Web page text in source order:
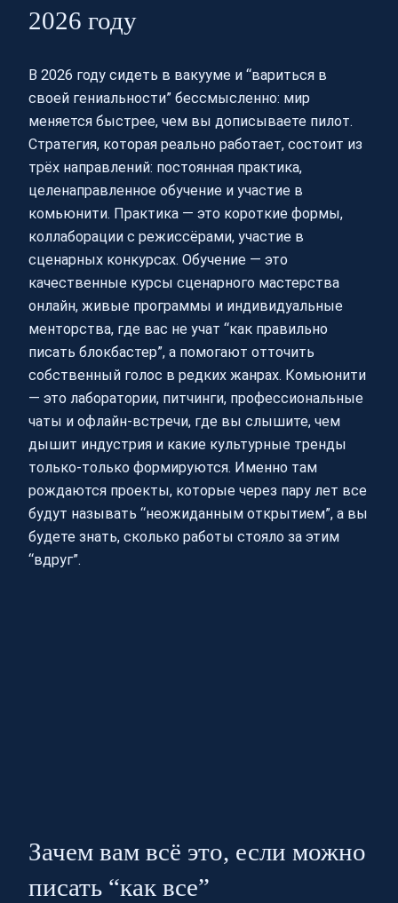
2026 году
В 2026 году сидеть в вакууме и “вариться в
своей гениальности” бессмысленно: мир
меняется быстрее, чем вы дописываете пилот.
Стратегия, которая реально работает, состоит из
трёх направлений: постоянная практика,
целенаправленное обучение и участие в
комьюнити. Практика — это короткие формы,
коллаборации с режиссёрами, участие в
сценарных конкурсах. Обучение — это
качественные курсы сценарного мастерства
онлайн, живые программы и индивидуальные
менторства, где вас не учат “как правильно
писать блокбастер”, а помогают отточить
собственный голос в редких жанрах. Комьюнити
— это лаборатории, питчинги, профессиональные
чаты и офлайн-встречи, где вы слышите, чем
дышит индустрия и какие культурные тренды
только-только формируются. Именно там
рождаются проекты, которые через пару лет все
будут называть “неожиданным открытием”, а вы
будете знать, сколько работы стояло за этим
“вдруг”.
Зачем вам всё это, если можно
писать “как все”